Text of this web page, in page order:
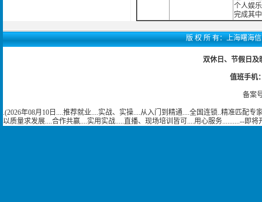
个人娱
完成其
版 权 所 有：上海曙海
双休日、节假日及
值班手机
备案
.(2026年08月10日....推荐就业....实战、实操....从入门到精通....全国连锁..精准匹配
以质量求发展....合作共赢....实用实战.....直播、现场培训皆可....用心服务..........--即将